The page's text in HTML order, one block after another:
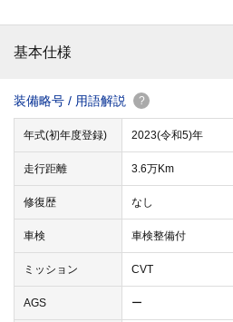
基本仕様
装備略号 / 用語解説 ?
年式(初年度登録) 2023(令和5)年
走行距離 3.6万Km
修復歴 なし
車検 車検整備付
ミッション CVT
AGS ー